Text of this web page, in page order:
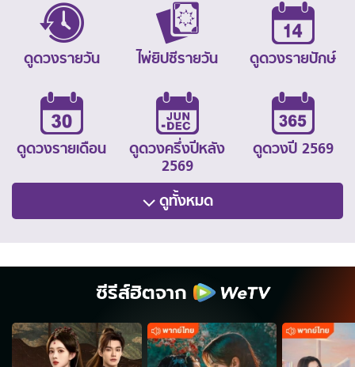
ดูดวงรายวัน ไพ่ยิปซีรายวัน ดูดวงรายปักษ์
ดูดวงรายเดือน
ดูดวงครึ่งปีหลัง
2569
ดูดวงปี 2569
ดูทั้งหมด
ซีรีส์ฮิตจาก